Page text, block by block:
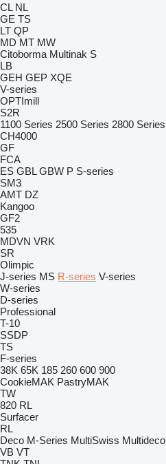
CL NL
GE TS
LT QP
MD MT MW
Citoborma Multinak S
LB
GEH GEP XQE
V-series
OPTImill
S2R
1100 Series 2500 Series 2800 Series
CH4000
GF
FCA
ES GBL GBW P S-series
SM3
AMT DZ
Kangoo
GF2
535
MDVN VRK
SR
Olimpic
J-series MS R-series V-series
W-series
D-series
Professional
T-10
SSDP
TS
F-series
38K 65K 185 260 600 900
CookieMAK PastryMAK
TW
820 RL
Surfacer
RL
Deco M-Series MultiSwiss Multideco
VB VT